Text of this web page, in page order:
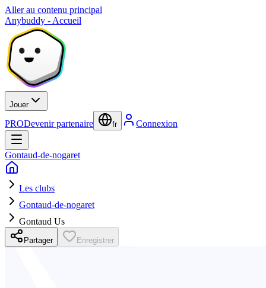
Aller au contenu principal
Anybuddy - Accueil
Jouer
PRODevenir partenaire fr Connexion
Gontaud-de-nogaret
Les clubs
Gontaud-de-nogaret
Gontaud Us
Partager Enregistrer